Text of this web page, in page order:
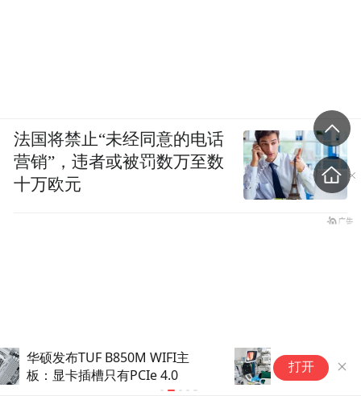
一年查出两种癌，72岁大爷却
没垮掉
“
打开
法国将禁止“未经同意的电话
营销”，违者或被罚数万至数
十万欧元